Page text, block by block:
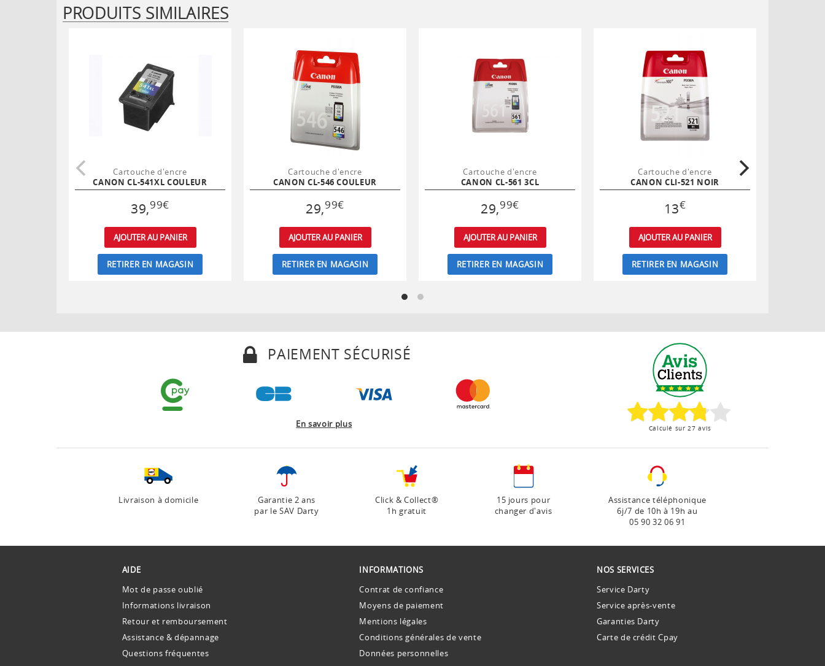
PRODUITS SIMILAIRES
Cartouche d'encre
CANON CL-541XL COULEUR
39,99€
AJOUTER AU PANIER
RETIRER EN MAGASIN
Cartouche d'encre
CANON CL-546 COULEUR
29,99€
AJOUTER AU PANIER
RETIRER EN MAGASIN
Cartouche d'encre
CANON CL-561 3CL
29,99€
AJOUTER AU PANIER
RETIRER EN MAGASIN
Cartouche d'encre
CANON CLI-521 NOIR
13€
AJOUTER AU PANIER
RETIRER EN MAGASIN
PAIEMENT SÉCURISÉ
En savoir plus Calculé sur 27 avis
Livraison à domicile
Garantie 2 ans
par le SAV Darty
Click & Collect®
1h gratuit
15 jours pour
changer d'avis
Assistance téléphonique
6j/7 de 10h à 19h au
05 90 32 06 91
AIDE
Mot de passe oublié
Informations livraison
Retour et remboursement
Assistance & dépannage
Questions fréquentes
INFORMATIONS
Contrat de confiance
Moyens de paiement
Mentions légales
Conditions générales de vente
Données personnelles
NOS SERVICES
Service Darty
Service après-vente
Garanties Darty
Carte de crédit Cpay